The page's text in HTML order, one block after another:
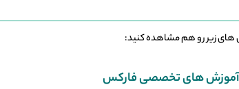
های زیر رو هم مشاهده کنید:
آموزش های تخصصی فارکس